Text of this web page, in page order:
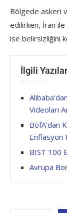
Bölgede askeri
edilirken, İran ile
ise belirsizliğini
İlgili Yazılar
Videoları
BofA’dan
Enflasyon
BIST 100
Avrupa